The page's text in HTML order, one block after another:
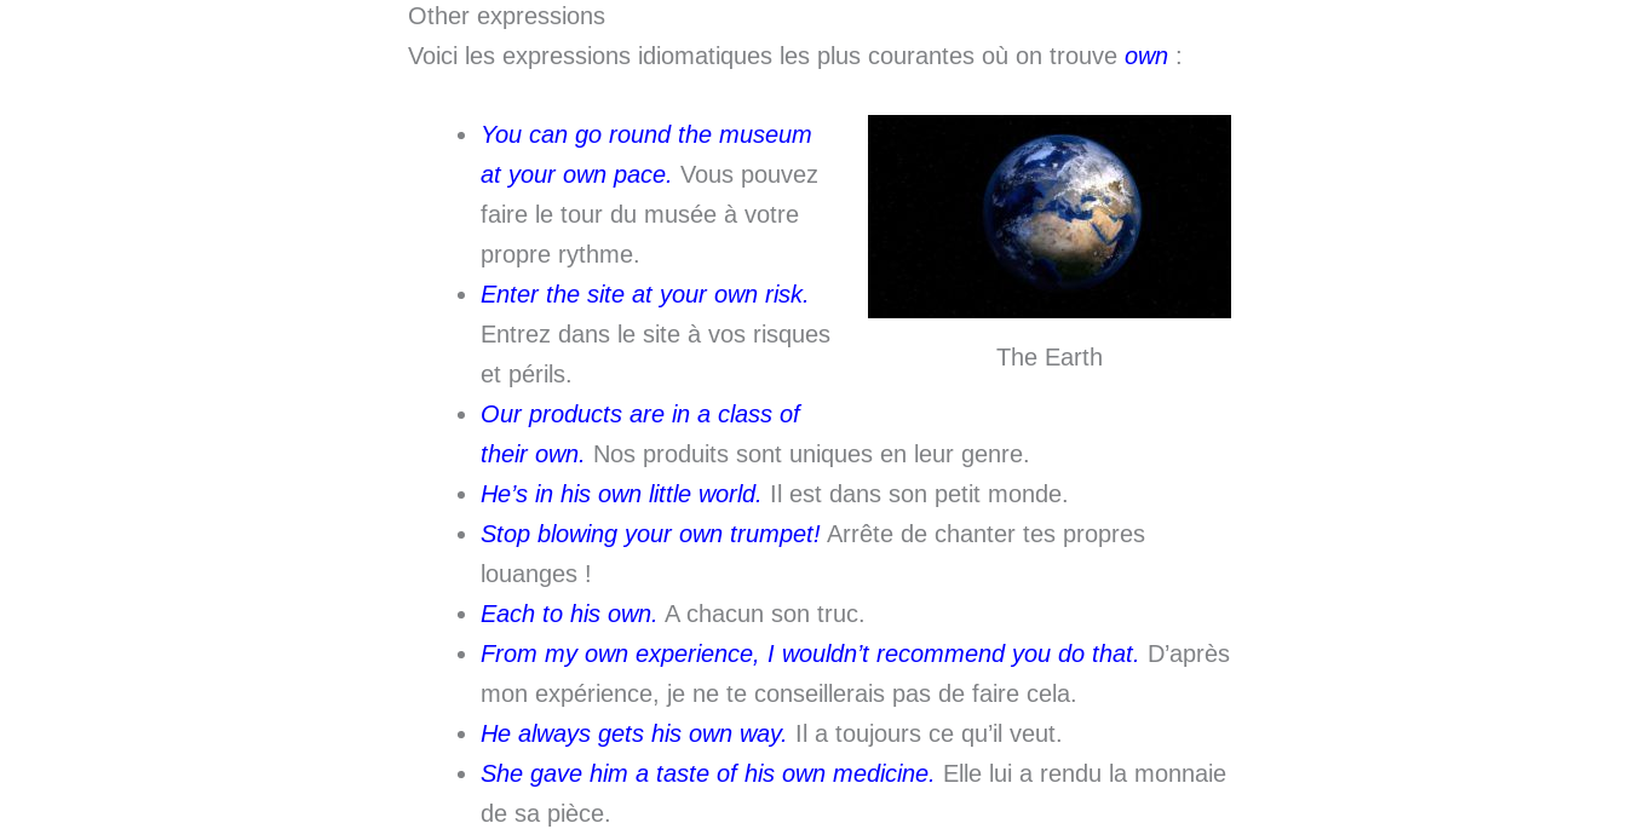
Other expressions
Voici les expressions idiomatiques les plus courantes où on trouve own :
The Earth
You can go round the museum
at your own pace. Vous pouvez
faire le tour du musée à votre
propre rythme.
Enter the site at your own risk.
Entrez dans le site à vos risques
et périls.
Our products are in a class of
their own. Nos produits sont uniques en leur genre.
He’s in his own little world. Il est dans son petit monde.
Stop blowing your own trumpet! Arrête de chanter tes propres
louanges !
Each to his own. A chacun son truc.
From my own experience, I wouldn’t recommend you do that. D’après
mon expérience, je ne te conseillerais pas de faire cela.
He always gets his own way. Il a toujours ce qu’il veut.
She gave him a taste of his own medicine. Elle lui a rendu la monnaie
de sa pièce.